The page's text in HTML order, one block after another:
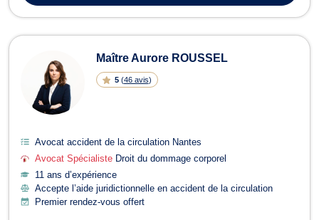
Maître Aurore ROUSSEL
5 (46 avis)
Avocat accident de la circulation Nantes
Avocat Spécialiste Droit du dommage corporel
11 ans d’expérience
Accepte l’aide juridictionnelle en accident de la circulation
Premier rendez-vous offert